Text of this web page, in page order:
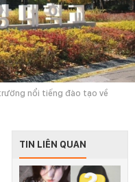
nổi tiếng đào tạo về
TIN LIÊN QUAN